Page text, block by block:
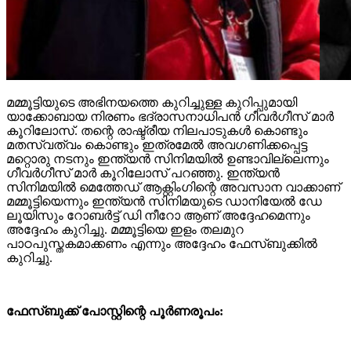
മമ്മൂട്ടിയുടെ അഭിനയത്തെ കുറിച്ചുള്ള കുറിപ്പുമായി
യാക്കോബായ നിരണം ഭദ്രാസനാധിപന്‍ ഗീവര്‍ഗീസ് മാര്‍
കൂറിലോസ്. തന്റെ രാഷ്ട്രീയ നിലപാടുകള്‍ കൊണ്ടും
മതസ്വത്വം കൊണ്ടും ഇത്രമേല്‍ അവഗണിക്കപ്പെട്ട
മറ്റൊരു നടനും ഇന്ത്യന്‍ സിനിമയില്‍ ഉണ്ടാവില്ലെന്നും
ഗീവര്‍ഗീസ് മാര്‍ കൂറിലോസ് പറഞ്ഞു. ഇന്ത്യന്‍
സിനിമയില്‍ മെത്തേഡ് ആക്റ്റിംഗിന്റെ അവസാന വാക്കാണ്
മമ്മൂട്ടിയെന്നും ഇന്ത്യന്‍ സിനിമയുടെ ഡാനിയേല്‍ ഡേ
ലൂയിസും റോബര്‍ട്ട് ഡി നീറോ ആണ് അദ്ദേഹമെന്നും
അദ്ദേഹം കുറിച്ചു. മമ്മൂട്ടിയെ ഇളം തലമുറ
പാഠപുസ്തകമാക്കണം എന്നും അദ്ദേഹം ഫേസ്ബുക്കില്‍
കുറിച്ചു.
ഫേസ്ബുക്ക് പോസ്റ്റിന്റെ പൂർണരൂപം: